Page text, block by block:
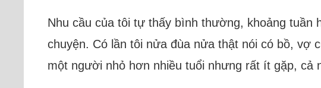
Nhu cầu của tôi tự thấy bình thường, khoảng tuần
chuyện. Có lần tôi nửa đùa nửa thật nói có bồ, vợ
một người nhỏ hơn nhiều tuổi nhưng rất ít gặp, cả